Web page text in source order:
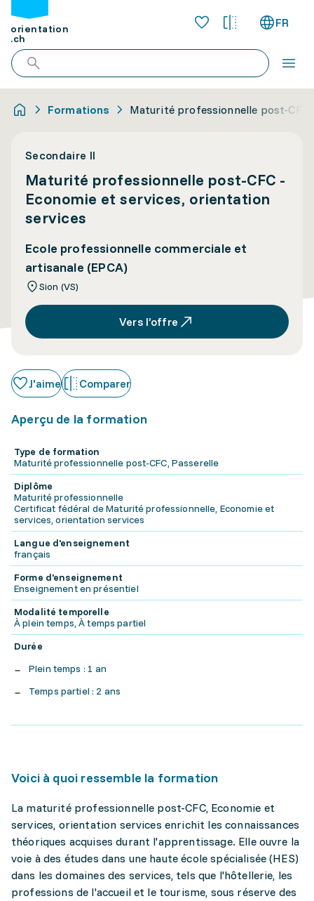
orientation
.ch
FR
Formations Maturité professionnelle post-
Secondaire II
Maturité professionnelle post-CFC -
Economie et services, orientation
services
Ecole professionnelle commerciale et
artisanale (EPCA)
Sion (VS)
Vers l’offre
J'aime Comparer
Aperçu de la formation
Type de formation
Maturité professionnelle post-CFC, Passerelle
Diplôme
Maturité professionnelle
Certificat fédéral de Maturité professionnelle, Economie et
services, orientation services
Langue d'enseignement
français
Forme d'enseignement
Enseignement en présentiel
Modalité temporelle
À plein temps, À temps partiel
Durée
Plein temps : 1 an
Temps partiel : 2 ans
Voici à quoi ressemble la formation
La maturité professionnelle post-CFC, Economie et
services, orientation services enrichit les connaissances
théoriques acquises durant l'apprentissage. Elle ouvre la
voie à des études dans une haute école spécialisée (HES)
dans les domaines des services, tels que l'hôtellerie, les
professions de l'accueil et le tourisme, sous réserve des